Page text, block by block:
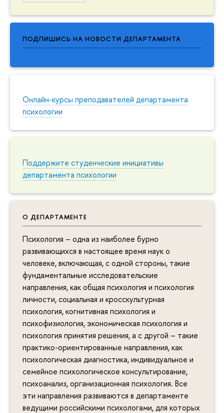
ПОДПИШИСЬ НА НОВОСТИ ДЕПАРТАМЕНТА
Онлайн-курсы преподавателей департамента
психологии
Поддержите студенческие инициативы
департамента психологии
О ДЕПАРТАМЕНТЕ
Психология – одна из наиболее бурно
развивающихся в настоящее время наук о
человеке, включающая, с одной стороны, такие
фундаментальные исследовательские
направления, как общая психология и психология
личности, социальная и кросскультурная
психология, когнитивная психология и
психофизиология, экономическая психология и
психология принятия решения, а с другой – такие
практико-ориентированные направления, как
психологическая диагностика, индивидуальное и
семейное психологическое консультирование,
психоанализ, организационная психология. Все
эти направления развиваются в департаменте
ведущими российскими психологами, для которых